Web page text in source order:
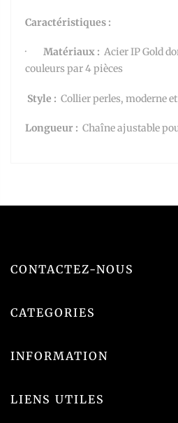
Caractéristiques :
· Matériaux : Acier IP Gold
couleurs par 4 pièces
Style : Collier perles, moderne
Longueur : Chaîne ajustable
CONTACTEZ-NOUS
CATEGORIES
INFORMATION
LIENS UTILES